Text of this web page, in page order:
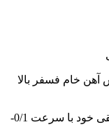
آهن خام فسفر بالا
یک مخزن استوانه ای است که حول محور افقی خود با سرعت 0/1-